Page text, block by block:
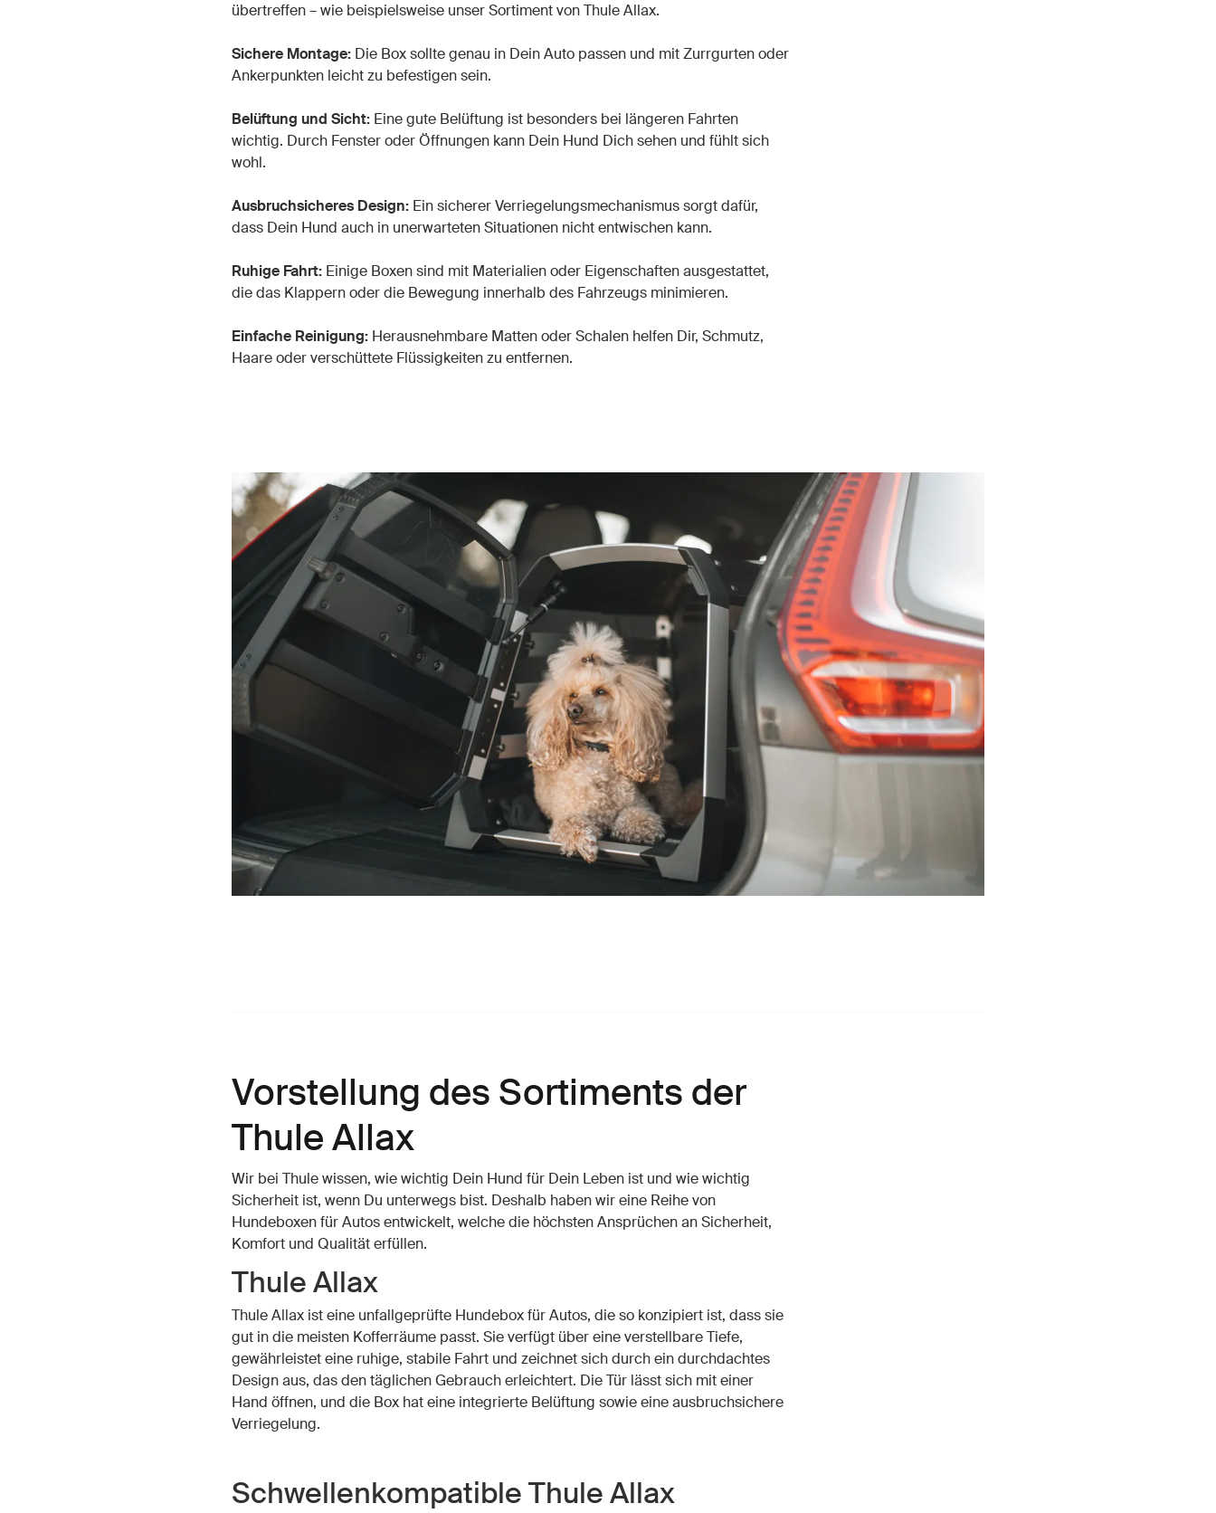
übertreffen – wie beispielsweise unser Sortiment von Thule Allax.
Sichere Montage:Die Box sollte genau in Dein Auto passen und mit Zurrgurten oder
Ankerpunkten leicht zu befestigen sein.
Belüftung und Sicht:Eine gute Belüftung ist besonders bei längeren Fahrten
wichtig. Durch Fenster oder Öffnungen kann Dein Hund Dich sehen und fühlt sich
wohl.
Ausbruchsicheres Design:Ein sicherer Verriegelungsmechanismus sorgt dafür,
dass Dein Hund auch in unerwarteten Situationen nicht entwischen kann.
Ruhige Fahrt:Einige Boxen sind mit Materialien oder Eigenschaften ausgestattet,
die das Klappern oder die Bewegung innerhalb des Fahrzeugs minimieren.
Einfache Reinigung:Herausnehmbare Matten oder Schalen helfen Dir, Schmutz,
Haare oder verschüttete Flüssigkeiten zu entfernen.
Vorstellung des Sortiments der
Thule Allax
Wir bei Thule wissen, wie wichtig Dein Hund für Dein Leben ist und wie wichtig
Sicherheit ist, wenn Du unterwegs bist. Deshalb haben wir eine Reihe von
Hundeboxen für Autos entwickelt, welche die höchsten Ansprüchen an Sicherheit,
Komfort und Qualität erfüllen.
Thule Allax
Thule Allax ist eine unfallgeprüfte Hundebox für Autos, die so konzipiert ist, dass sie
gut in die meisten Kofferräume passt. Sie verfügt über eine verstellbare Tiefe,
gewährleistet eine ruhige, stabile Fahrt und zeichnet sich durch ein durchdachtes
Design aus, das den täglichen Gebrauch erleichtert. Die Tür lässt sich mit einer
Hand öffnen, und die Box hat eine integrierte Belüftung sowie eine ausbruchsichere
Verriegelung.
Schwellenkompatible Thule Allax